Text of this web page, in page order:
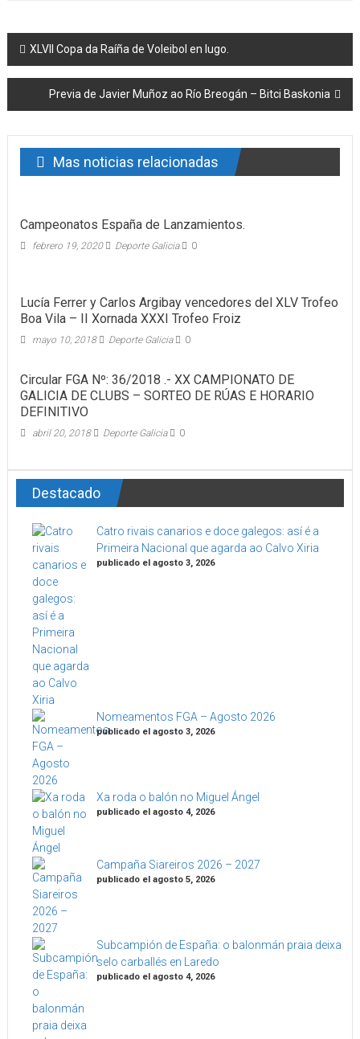
Post navigation
XLVII Copa da Raíña de Voleibol en lugo.
Previa de Javier Muñoz ao Río Breogán – Bitci Baskonia
Mas noticias relacionadas
Campeonatos España de Lanzamientos.
febrero 19, 2020 Deporte Galicia 0
Lucía Ferrer y Carlos Argibay vencedores del XLV Trofeo
Boa Vila – II Xornada XXXI Trofeo Froiz
mayo 10, 2018 Deporte Galicia 0
Circular FGA Nº: 36/2018 .- XX CAMPIONATO DE
GALICIA DE CLUBS – SORTEO DE RÚAS E HORARIO
DEFINITIVO
abril 20, 2018 Deporte Galicia 0
Destacado
Catro rivais canarios e doce galegos: así é a
Primeira Nacional que agarda ao Calvo Xiria
publicado el agosto 3, 2026
Nomeamentos FGA – Agosto 2026
publicado el agosto 3, 2026
Xa roda o balón no Miguel Ángel
publicado el agosto 4, 2026
Campaña Siareiros 2026 – 2027
publicado el agosto 5, 2026
Subcampión de España: o balonmán praia deixa
selo carballés en Laredo
publicado el agosto 4, 2026